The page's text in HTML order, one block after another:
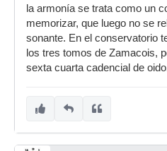
la armonía se trata como un
memorizar, que luego no se
sonante. En el conservatorio
los tres tomos de Zamacois,
sexta cuarta cadencial de